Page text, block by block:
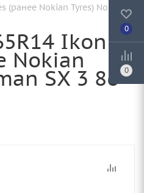
Nokian Tyres) Nordman
Ikon
Nokian
SX 3 86
0
0